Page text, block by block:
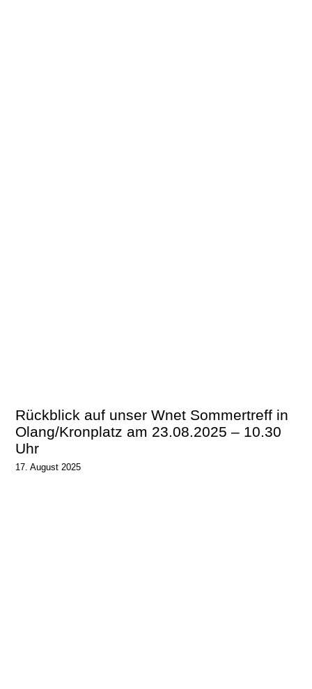
Rückblick auf unser Wnet Sommertreff in
Olang/Kronplatz am 23.08.2025 – 10.30
Uhr
17. August 2025